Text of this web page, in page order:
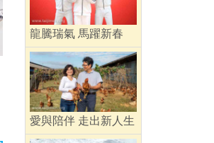
龍騰瑞氣 馬躍新春
愛與陪伴 走出新人生